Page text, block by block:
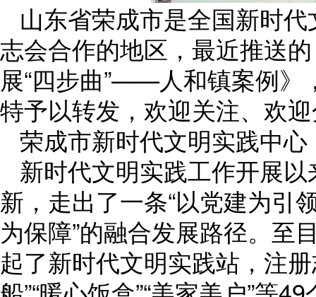
山东省荣成市是全国新时
志会合作的地区，最近推送
展“四步曲”——人和镇案例》
特予以转发，欢迎关注、欢
荣成市新时代文明实践中心
新时代文明实践工作开展
新，走出了一条“以党建为引
为保障”的融合发展路径。至
起了新时代文明实践站，注